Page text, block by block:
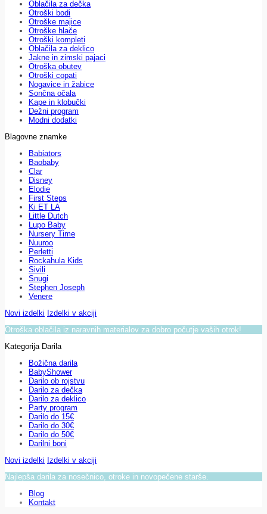
Oblačila za dečka
Otroški bodi
Otroške majice
Otroške hlače
Otroški kompleti
Oblačila za deklico
Jakne in zimski pajaci
Otroška obutev
Otroški copati
Nogavice in žabice
Sončna očala
Kape in klobučki
Dežni program
Modni dodatki
Blagovne znamke
Babiators
Baobaby
Clar
Disney
Elodie
First Steps
Ki ET LA
Little Dutch
Lupo Baby
Nursery Time
Nuuroo
Perletti
Rockahula Kids
Sivili
Snugi
Stephen Joseph
Venere
Novi izdelki Izdelki v akciji
Otroška oblačila iz naravnih materialov za dobro počutje vaših otrok!
Kategorija Darila
Božična darila
BabyShower
Darilo ob rojstvu
Darilo za dečka
Darilo za deklico
Party program
Darilo do 15€
Darilo do 30€
Darilo do 50€
Darilni boni
Novi izdelki Izdelki v akciji
Najlepša darila za nosečnico, otroke in novopečene starše.
Blog
Kontakt